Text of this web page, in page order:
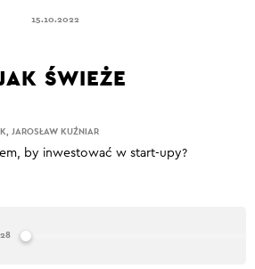
15.10.2022
, JAROSŁAW KUŹNIAR
ŚWIEŻE
by inwestować w start-upy?